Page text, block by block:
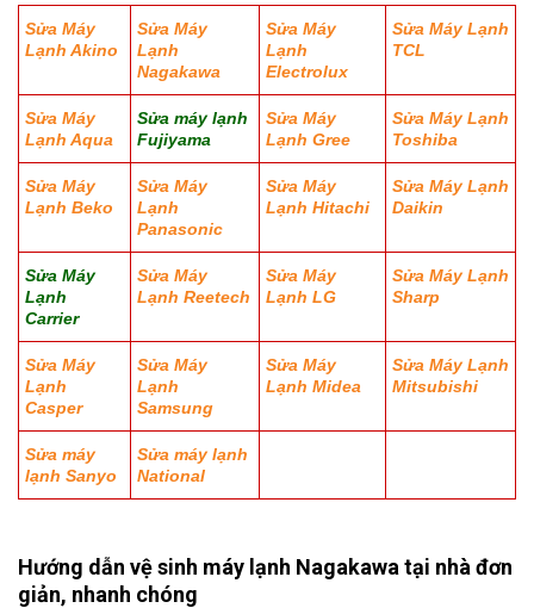
Sửa Máy
Lạnh Akino
Sửa Máy
Lạnh
Nagakawa
Sửa Máy
Lạnh
Electrolux
Sửa Máy Lạnh
TCL
Sửa Máy
Lạnh Aqua
Sửa máy lạnh
Fujiyama
Sửa Máy
Lạnh Gree
Sửa Máy Lạnh
Toshiba
Sửa Máy
Lạnh Beko
Sửa Máy
Lạnh
Panasonic
Sửa Máy
Lạnh Hitachi
Sửa Máy Lạnh
Daikin
Sửa Máy
Lạnh
Carrier
Sửa Máy
Lạnh Reetech
Sửa Máy
Lạnh LG
Sửa Máy Lạnh
Sharp
Sửa Máy
Lạnh
Casper
Sửa Máy
Lạnh
Samsung
Sửa Máy
Lạnh Midea
Sửa Máy Lạnh
Mitsubishi
Sửa máy
lạnh Sanyo
Sửa máy lạnh
National
Hướng dẫn vệ sinh máy lạnh Nagakawa tại nhà đơn
giản, nhanh chóng